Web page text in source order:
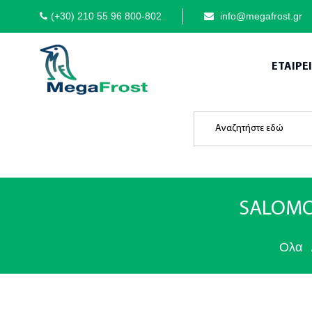
(+30) 210 55 96 800-802 info@megafrost.gr
Ολα